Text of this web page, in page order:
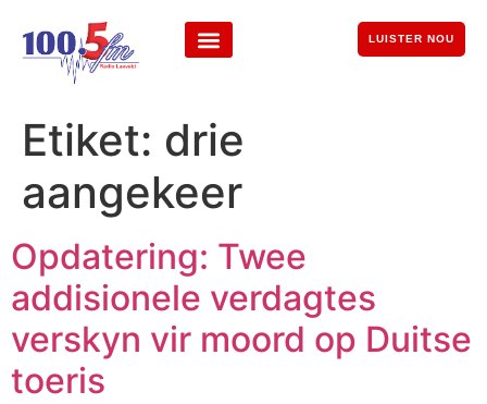
LUISTER NOU
Etiket: drie
aangekeer
Opdatering: Twee
addisionele verdagtes
verskyn vir moord op Duitse
toeris